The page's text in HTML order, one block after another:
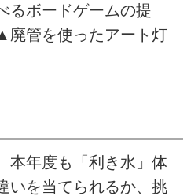
ボードゲームの提
ったアート灯
年度も「利き水」体
いを当てられるか、挑